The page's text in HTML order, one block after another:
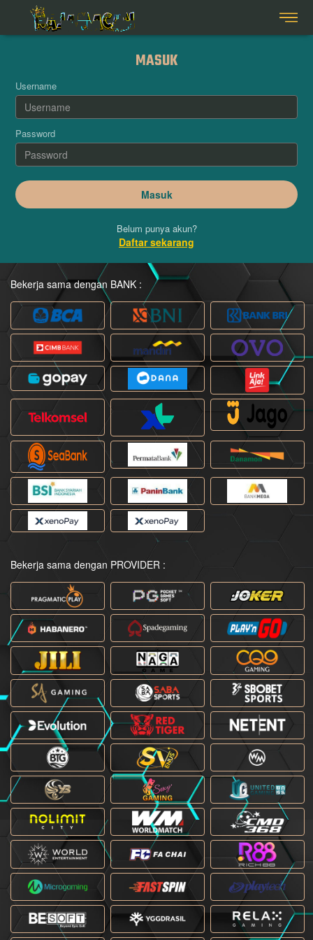
MASUK
Username
Password
Belum punya akun?
Daftar sekarang
Bekerja sama dengan BANK :
Bekerja sama dengan PROVIDER :